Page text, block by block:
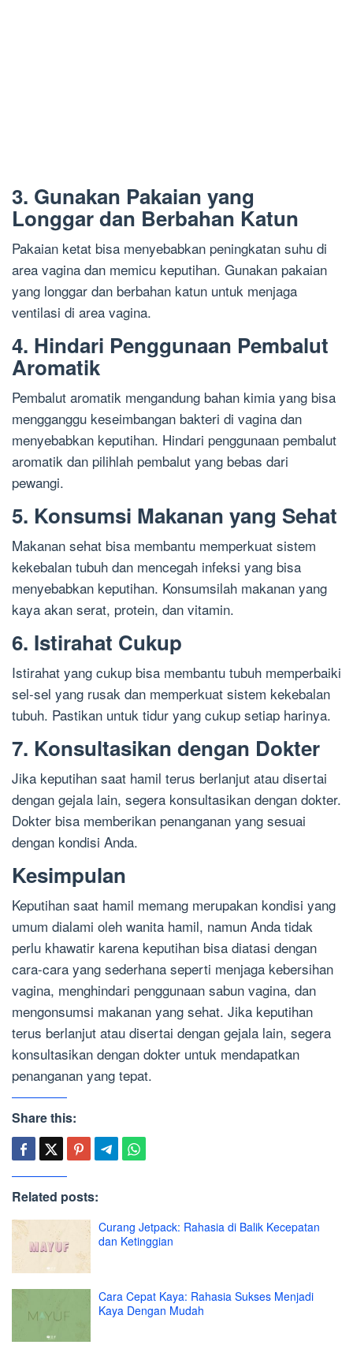
3. Gunakan Pakaian yang
Longgar dan Berbahan Katun
Pakaian ketat bisa menyebabkan peningkatan suhu di
area vagina dan memicu keputihan. Gunakan pakaian
yang longgar dan berbahan katun untuk menjaga
ventilasi di area vagina.
4. Hindari Penggunaan Pembalut
Aromatik
Pembalut aromatik mengandung bahan kimia yang bisa
mengganggu keseimbangan bakteri di vagina dan
menyebabkan keputihan. Hindari penggunaan pembalut
aromatik dan pilihlah pembalut yang bebas dari
pewangi.
5. Konsumsi Makanan yang Sehat
Makanan sehat bisa membantu memperkuat sistem
kekebalan tubuh dan mencegah infeksi yang bisa
menyebabkan keputihan. Konsumsilah makanan yang
kaya akan serat, protein, dan vitamin.
6. Istirahat Cukup
Istirahat yang cukup bisa membantu tubuh memperbaiki
sel-sel yang rusak dan memperkuat sistem kekebalan
tubuh. Pastikan untuk tidur yang cukup setiap harinya.
7. Konsultasikan dengan Dokter
Jika keputihan saat hamil terus berlanjut atau disertai
dengan gejala lain, segera konsultasikan dengan dokter.
Dokter bisa memberikan penanganan yang sesuai
dengan kondisi Anda.
Kesimpulan
Keputihan saat hamil memang merupakan kondisi yang
umum dialami oleh wanita hamil, namun Anda tidak
perlu khawatir karena keputihan bisa diatasi dengan
cara-cara yang sederhana seperti menjaga kebersihan
vagina, menghindari penggunaan sabun vagina, dan
mengonsumsi makanan yang sehat. Jika keputihan
terus berlanjut atau disertai dengan gejala lain, segera
konsultasikan dengan dokter untuk mendapatkan
penanganan yang tepat.
Share this:
Related posts:
Curang Jetpack: Rahasia di Balik Kecepatan
dan Ketinggian
Cara Cepat Kaya: Rahasia Sukses Menjadi
Kaya Dengan Mudah